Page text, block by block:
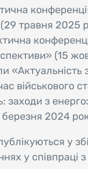
травня 2025
(15
військового
з
березня 2024
у
у співпраці